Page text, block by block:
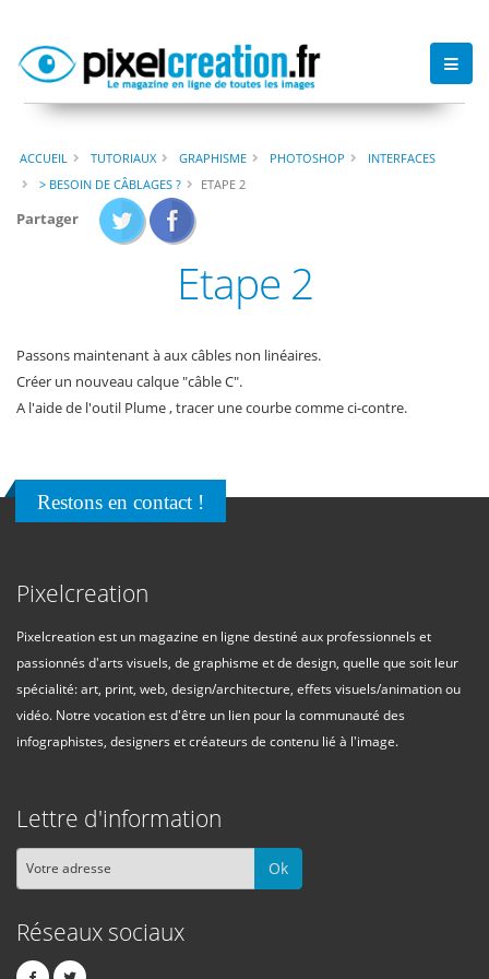
ACCUEIL TUTORIAUX GRAPHISME PHOTOSHOP
INTERFACES
> BESOIN DE CÂBLAGES ?
ETAPE 2
Partager
Etape 2
Passons maintenant à aux câbles non linéaires.
Créer un nouveau calque "câble C".
A l'aide de l'outil Plume , tracer une courbe comme ci-contre.
Restons en contact !
Pixelcreation
Pixelcreation est un magazine en ligne destiné aux professionnels et
passionnés d'arts visuels, de graphisme et de design, quelle que soit leur
spécialité: art, print, web, design/architecture, effets visuels/animation ou
vidéo. Notre vocation est d'être un lien pour la communauté des
infographistes, designers et créateurs de contenu lié à l'image.
Lettre d'information
Ok
Réseaux sociaux